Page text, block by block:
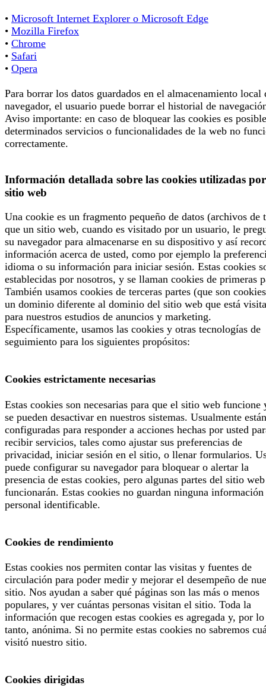
• Microsoft Internet Explorer o Microsoft Edge
• Mozilla Firefox
• Chrome
• Safari
• Opera
Para borrar los datos guardados en el almacenamiento local
navegador, el usuario puede borrar el historial de
Aviso importante: en caso de bloquear las cookies es
determinados servicios o funcionalidades de la web no
correctamente.
Información detallada sobre las cookies utilizadas por
sitio web
Una cookie es un fragmento pequeño de datos (archivos de
que un sitio web, cuando es visitado por un usuario, le
su navegador para almacenarse en su dispositivo y así
información acerca de usted, como por ejemplo la
idioma o su información para iniciar sesión. Estas cookies
establecidas por nosotros, y se llaman cookies de primeras
También usamos cookies de terceras partes (que son
un dominio diferente al dominio del sitio web que está
para nuestros estudios de anuncios y marketing.
Específicamente, usamos las cookies y otras tecnologías de
seguimiento para los siguientes propósitos:
Cookies estrictamente necesarias
Estas cookies son necesarias para que el sitio web funcione
se pueden desactivar en nuestros sistemas. Usualmente están
configuradas para responder a acciones hechas por usted
recibir servicios, tales como ajustar sus preferencias de
privacidad, iniciar sesión en el sitio, o llenar formularios.
puede configurar su navegador para bloquear o alertar la
presencia de estas cookies, pero algunas partes del sitio
funcionarán. Estas cookies no guardan ninguna información
personal identificable.
Cookies de rendimiento
Estas cookies nos permiten contar las visitas y fuentes de
circulación para poder medir y mejorar el desempeño de
sitio. Nos ayudan a saber qué páginas son las más o menos
populares, y ver cuántas personas visitan el sitio. Toda la
información que recogen estas cookies es agregada y, por lo
tanto, anónima. Si no permite estas cookies no sabremos
visitó nuestro sitio.
Cookies dirigidas